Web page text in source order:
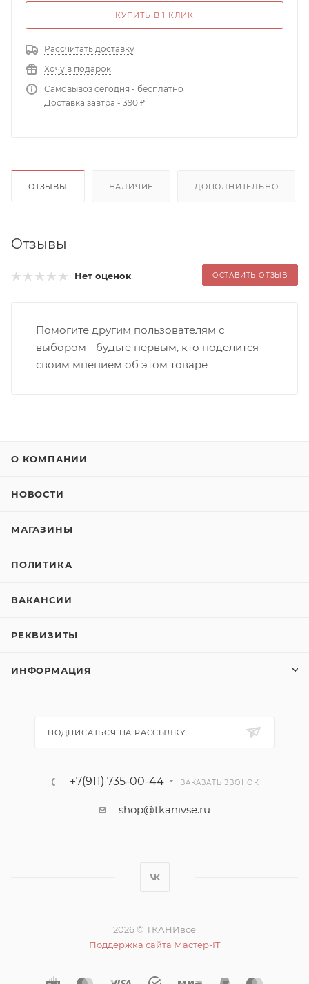
КУПИТЬ В 1 КЛИК
Рассчитать доставку
Хочу в подарок
Самовывоз сегодня - бесплатно
Доставка завтра - 390 ₽
ОТЗЫВЫ НАЛИЧИЕ ДОПОЛНИТЕЛЬНО
Отзывы
Нет оценок ОСТАВИТЬ ОТЗЫВ
Помогите другим пользователям с
выбором - будьте первым, кто поделится
своим мнением об этом товаре
О КОМПАНИИ
НОВОСТИ
МАГАЗИНЫ
ПОЛИТИКА
ВАКАНСИИ
РЕКВИЗИТЫ
ИНФОРМАЦИЯ
ПОДПИСАТЬСЯ НА РАССЫЛКУ
+7(911) 735-00-44 ЗАКАЗАТЬ ЗВОНОК
shop@tkanivse.ru
2026 © ТКАНИвсе
Поддержка сайта Мастер-IT